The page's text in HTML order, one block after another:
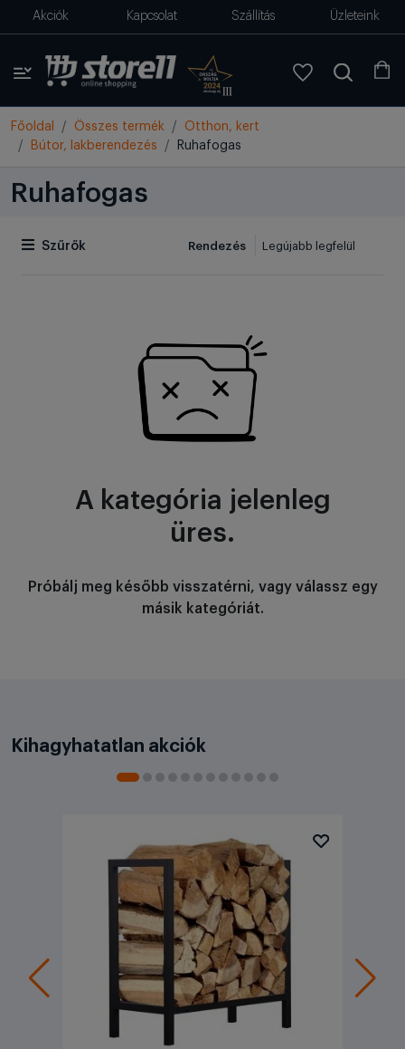
Akciók Kapcsolat Szállítás Üzleteink
Főoldal Összes termék
Otthon, kert
Bútor, lakberendezés
Ruhafogas
Ruhafogas
Szűrők Rendezés
A kategória jelenleg
üres.
Próbálj meg később visszatérni, vagy válassz egy
másik kategóriát.
Kihagyhatatlan akciók